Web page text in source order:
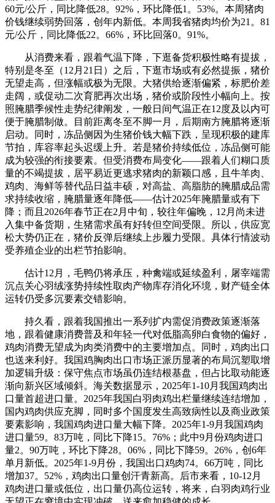
60元/公斤，同比降低28。92%，环比降低1。53%。本周猪肉
价钱继续弱势回落，创年内新低。本周我省猪肉均价为21。81
元/公斤，同比降低22。66%，环比回落0。91%。
从消费来看，跟着气温下降，下逛备货积极性略有提拔，
特别是冬至（12月21日）之后，下逛市场或有必然提振，猪价
无望走高，但涨幅或极为无限。大猪供给逐渐偏紧，标肥价差
走阔，或促动二次育肥再次出场，猪价或阶段性小幅向上。按
照腌腊季候性走势纪律阐发，一般日间气温正在12度及以内可
便于腌腊制做。目前距离冬至不脚一月，后期南方腌腊将逐渐
启动。同时，冻品侧因为生猪价钱大幅下跌，呈现积极的建库
节拍，库容率起头迟缓上升。若是猪价持续低位，冻品侧可能
成为较强的衔接要素。但受消费布局变化——跟着人们糊口质
量的不竭提拔，居平易近更逃求猪肉的新颖口感，且牛羊肉、
鸡肉、海鲜等替代品日益丰硕，对高盐、高脂肪的腌腊成品需
求持续收缩，腌腊量逐年降低——估计2025年腌腊量或有下
降；而且2026年春节正在2月中旬，较往年偏晚，12月尚未进
入集中备货期，生猪需求虽有好转但空间受限。所以，供应宽
松大势仍正在，猪价反弹后继续上步履力受限。具体行情波动
受养殖企业的出栏节拍影响。
估计12月，毛鸭仍将承压，种禽端或延续盈利，屠宰端需
沉点关心羽绒涨势持续性取肉产物库存消化环境，财产链全体
运转仍受多沉要素交错影响。
持久看，跟着我国推出一系列扩内需促消费政策逐渐落
地，跟着健康消费普及和年轻一代对低脂高卵白食物的偏好，
鸡肉消费无望成为肉类消费中的主要增加点。同时，鸡肉出口
也送来利好。我国鸡胸肉出口市场正派历显著的布局沉塑取增
加逻辑升级：保守焦点市场虽仍连结根基盘，但占比取动能逐
渐向新兴区域倾斜。海关数据显示，2025年1-10月我国鸡肉出
口量首超进口量。2025年我国白羽肉鸡出栏量继续连结增加，
国内鸡肉供应充脚，同时多个国度发生高致病性以及商业政策
要素影响，我国鸡肉进口量大幅下降。2025年1-9月我国鸡肉
进口量59。83万吨，同比下降15。76%；此中9月份鸡肉进口
量2。90万吨，环比下降28。06%，同比下降59。26%，创6年
单月新低。2025年1-9月份，我国出口鸡肉74。66万吨，同比
增加37。52%，鸡肉出口量创汗青新高。后市来看，10-12月
鸡肉进口量或低位，出口量仍高位运转，将来，白羽肉鸡行业